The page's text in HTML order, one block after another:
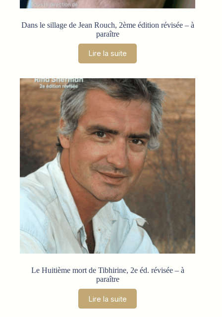
Dans le sillage de Jean Rouch, 2ème édition révisée – à
paraître
Lire la suite
Le Huitième mort de Tibhirine, 2e éd. révisée – à
paraître
Lire la suite